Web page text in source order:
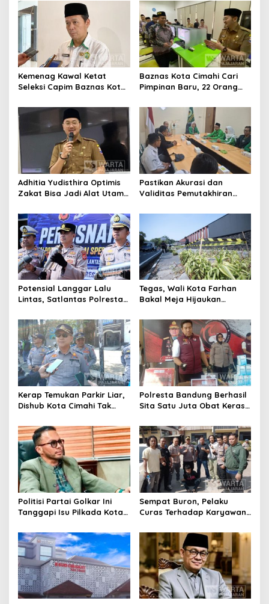
Publik
Kemenag Kawal Ketat
Seleksi Capim Baznas Kota
Komisioner Baznas
Berintegritas
Baznas Kota Cimahi Cari
Pimpinan Baru, 22 Orang
Adhitia Yudisthira Optimis
Zakat Bisa Jadi Alat Utama
Kota Cimahi
Pastikan Akurasi dan
Validitas Pemutakhiran
Cimahi Lakukan
Potensial Langgar Lalu
Lintas, Satlantas Polresta
Motor Berknalpot Brong
Tegas, Wali Kota Farhan
Bakal Meja Hijaukan
Riau
Kerap Temukan Parkir Liar,
Dishub Kota Cimahi Tak
Pembinaan
Polresta Bandung Berhasil
Sita Satu Juta Obat Keras
Kasus Narkoba
Politisi Partai Golkar Ini
Tanggapi Isu Pilkada Kota
Sempat Buron, Pelaku
Curas Terhadap Karyawan
Ditangkap Polisi